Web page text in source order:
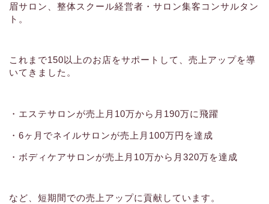
眉サロン、整体スクール経営者・サロン集客コンサルタン
ト。
これまで150以上のお店をサポートして、売上アップを導
いてきました。
・エステサロンが売上月10万から月190万に飛躍
・6ヶ月でネイルサロンが売上月100万円を達成
・ボディケアサロンが売上月10万から月320万を達成
など、短期間での売上アップに貢献しています。